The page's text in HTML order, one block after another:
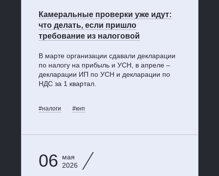
Камеральные проверки уже идут:
что делать, если пришло
требование из налоговой
В марте организации сдавали декларации
по налогу на прибыль и УСН, в апреле –
декларации ИП по УСН и декларации по
НДС за 1 квартал.
#налоги #кнп
06
мая
2026